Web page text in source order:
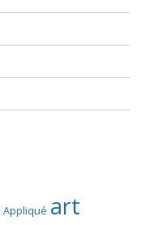
Appliqué art